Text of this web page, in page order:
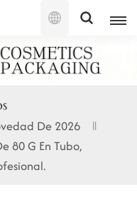
Español
De 2026
80 G En Tubo,